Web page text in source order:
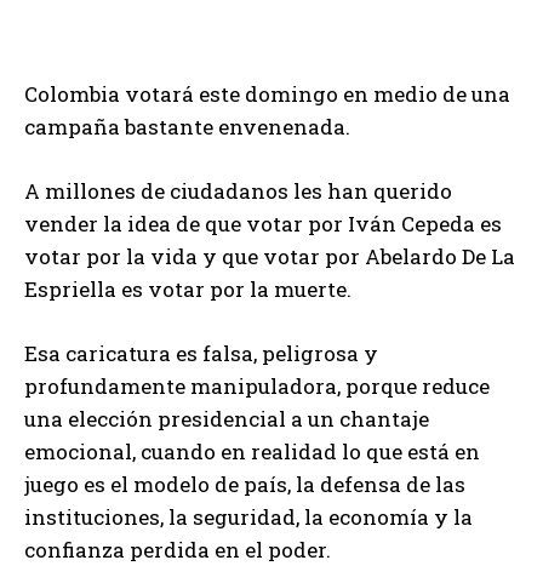
Colombia votará este domingo en medio de una
campaña bastante envenenada.
A millones de ciudadanos les han querido
vender la idea de que votar por Iván Cepeda es
votar por la vida y que votar por Abelardo De La
Espriella es votar por la muerte.
Esa caricatura es falsa, peligrosa y
profundamente manipuladora, porque reduce
una elección presidencial a un chantaje
emocional, cuando en realidad lo que está en
juego es el modelo de país, la defensa de las
instituciones, la seguridad, la economía y la
confianza perdida en el poder.